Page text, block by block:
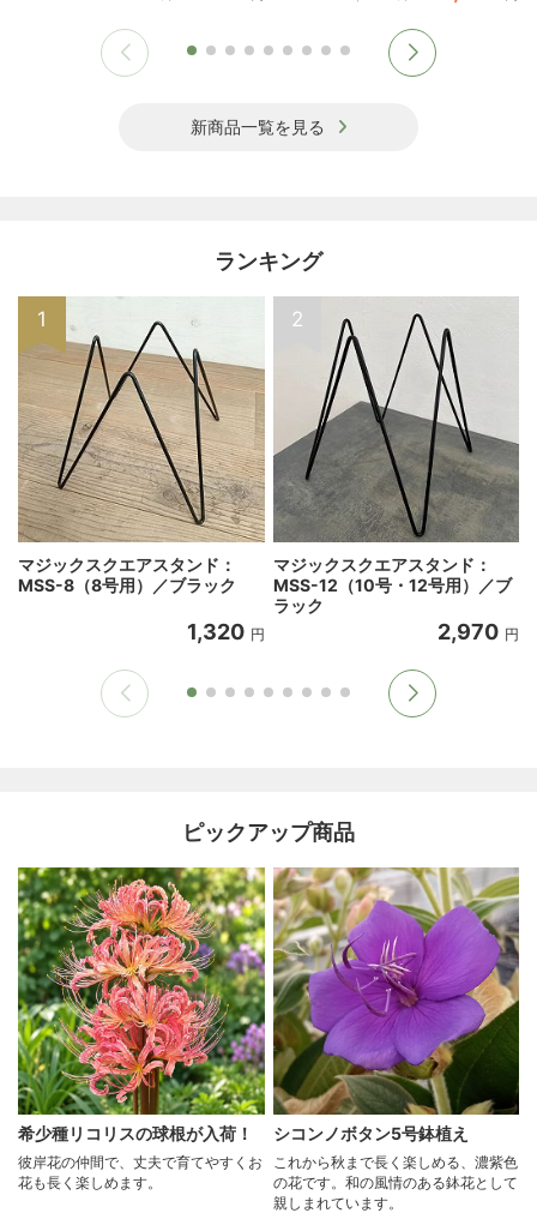
新商品一覧を見る
ランキング
1
マジックスクエアスタンド：
MSS-8（8号用）／ブラック
1,320 円
2
マジックスクエアスタンド：
MSS-12（10号・12号用）／ブ
ラック
2,970 円
ピックアップ商品
希少種リコリスの球根が入荷！
彼岸花の仲間で、丈夫で育てやすくお
花も長く楽しめます。
シコンノボタン5号鉢植え
これから秋まで長く楽しめる、濃紫色
の花です。和の風情のある鉢花として
親しまれています。